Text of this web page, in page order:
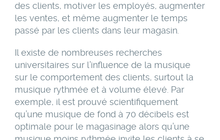
des clients, motiver les employés, augmenter
les ventes, et même augmenter le temps
passé par les clients dans leur magasin.
Il existe de nombreuses recherches
universitaires sur l’influence de la musique
sur le comportement des clients, surtout la
musique rythmée et à volume élevé. Par
exemple, il est prouvé scientifiquement
qu’une musique de fond à 70 décibels est
optimale pour le magasinage alors qu’une